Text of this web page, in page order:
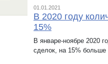
01.01.2021
В 2020 году
15%
В январе-ноябре 2020
сделок, на 15% больше